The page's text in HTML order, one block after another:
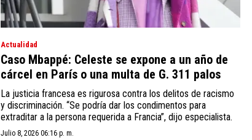
Actualidad
Caso Mbappé: Celeste se expone a un año de
cárcel en París o una multa de G. 311 palos
La justicia francesa es rigurosa contra los delitos de racismo
y discriminación. “Se podría dar los condimentos para
extraditar a la persona requerida a Francia”, dijo especialista.
Julio 8, 2026 06:16 p. m.